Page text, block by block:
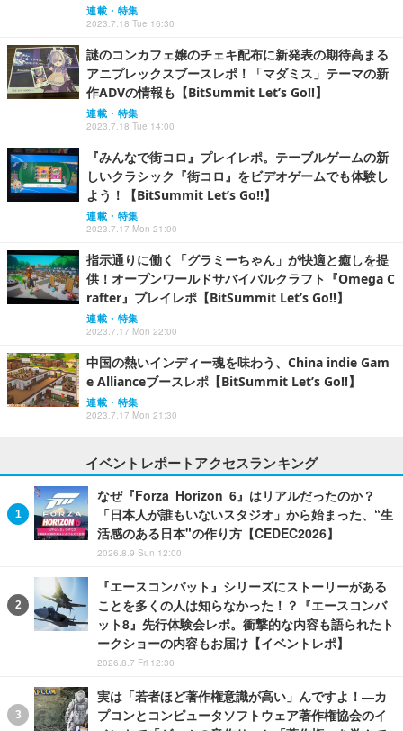
連載・特集
2023.7.18 Tue 16:30
謎のコンカフェ嬢のチェキ配布に新発表の期待高まる
アニプレックスブースレポ！「マダミス」テーマの新
作ADVの情報も【BitSummit Let’s Go!!】
連載・特集
2023.7.18 Tue 14:00
『みんなで街コロ』プレイレポ。テーブルゲームの新
しいクラシック『街コロ』をビデオゲームでも体験し
よう！【BitSummit Let’s Go!!】
連載・特集
2023.7.17 Mon 21:00
指示通りに働く「グラミーちゃん」が快適と癒しを提
供！オープンワールドサバイバルクラフト『Omega C
rafter』プレイレポ【BitSummit Let’s Go!!】
連載・特集
2023.7.17 Mon 22:00
中国の熱いインディー魂を味わう、China indie Gam
e Allianceブースレポ【BitSummit Let’s Go!!】
連載・特集
2023.7.17 Mon 21:30
イベントレポートアクセスランキング
なぜ『Forza Horizon 6』はリアルだったのか？
「日本人が誰もいないスタジオ」から始まった、“生
活感のある日本"の作り方【CEDEC2026】
2026.8.9 Sun 12:00
『エースコンバット』シリーズにストーリーがある
ことを多くの人は知らなかった！？『エースコンバ
ット8』先行体験会レポ。衝撃的な内容も語られたト
ークショーの内容もお届け【イベントレポ】
2026.8.7 Fri 12:30
実は「若者ほど著作権意識が高い」んですよ！―カ
プコンとコンピュータソフトウェア著作権協会のイ